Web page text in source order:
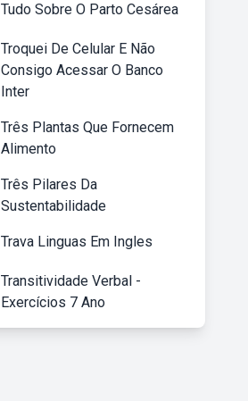
Tudo Sobre O Parto Cesárea
Troquei De Celular E Não
Consigo Acessar O Banco
Inter
Três Plantas Que Fornecem
Alimento
Três Pilares Da
Sustentabilidade
Trava Linguas Em Ingles
Transitividade Verbal -
Exercícios 7 Ano